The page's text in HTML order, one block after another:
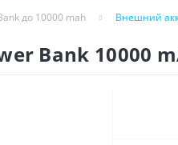
до 10000 mah Внешний
Bank 10000